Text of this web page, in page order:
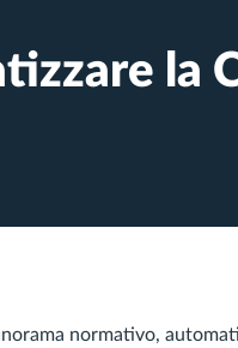
la
normativo,